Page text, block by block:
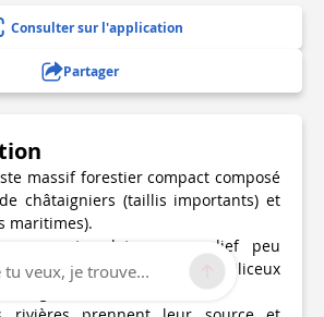
Consulter sur l'application
Partager
massif forestier compact composé
châtaigniers (taillis importants) et
maritimes).
un vaste plateau au relief peu
de dépôts détriques siliceux
argiles).
tu veux, je trouve...